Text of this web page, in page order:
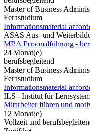
Master of Business
Fernstudium
Informationsmaterial
ASAS Aus- und
MBA Personalführung -
24 Monat(e)
berufsbegleitend
Master of Business
Fernstudium
Informationsmaterial
ILS - Institut für
Mitarbeiter führen und
12 Monat(e)
Vollzeit und